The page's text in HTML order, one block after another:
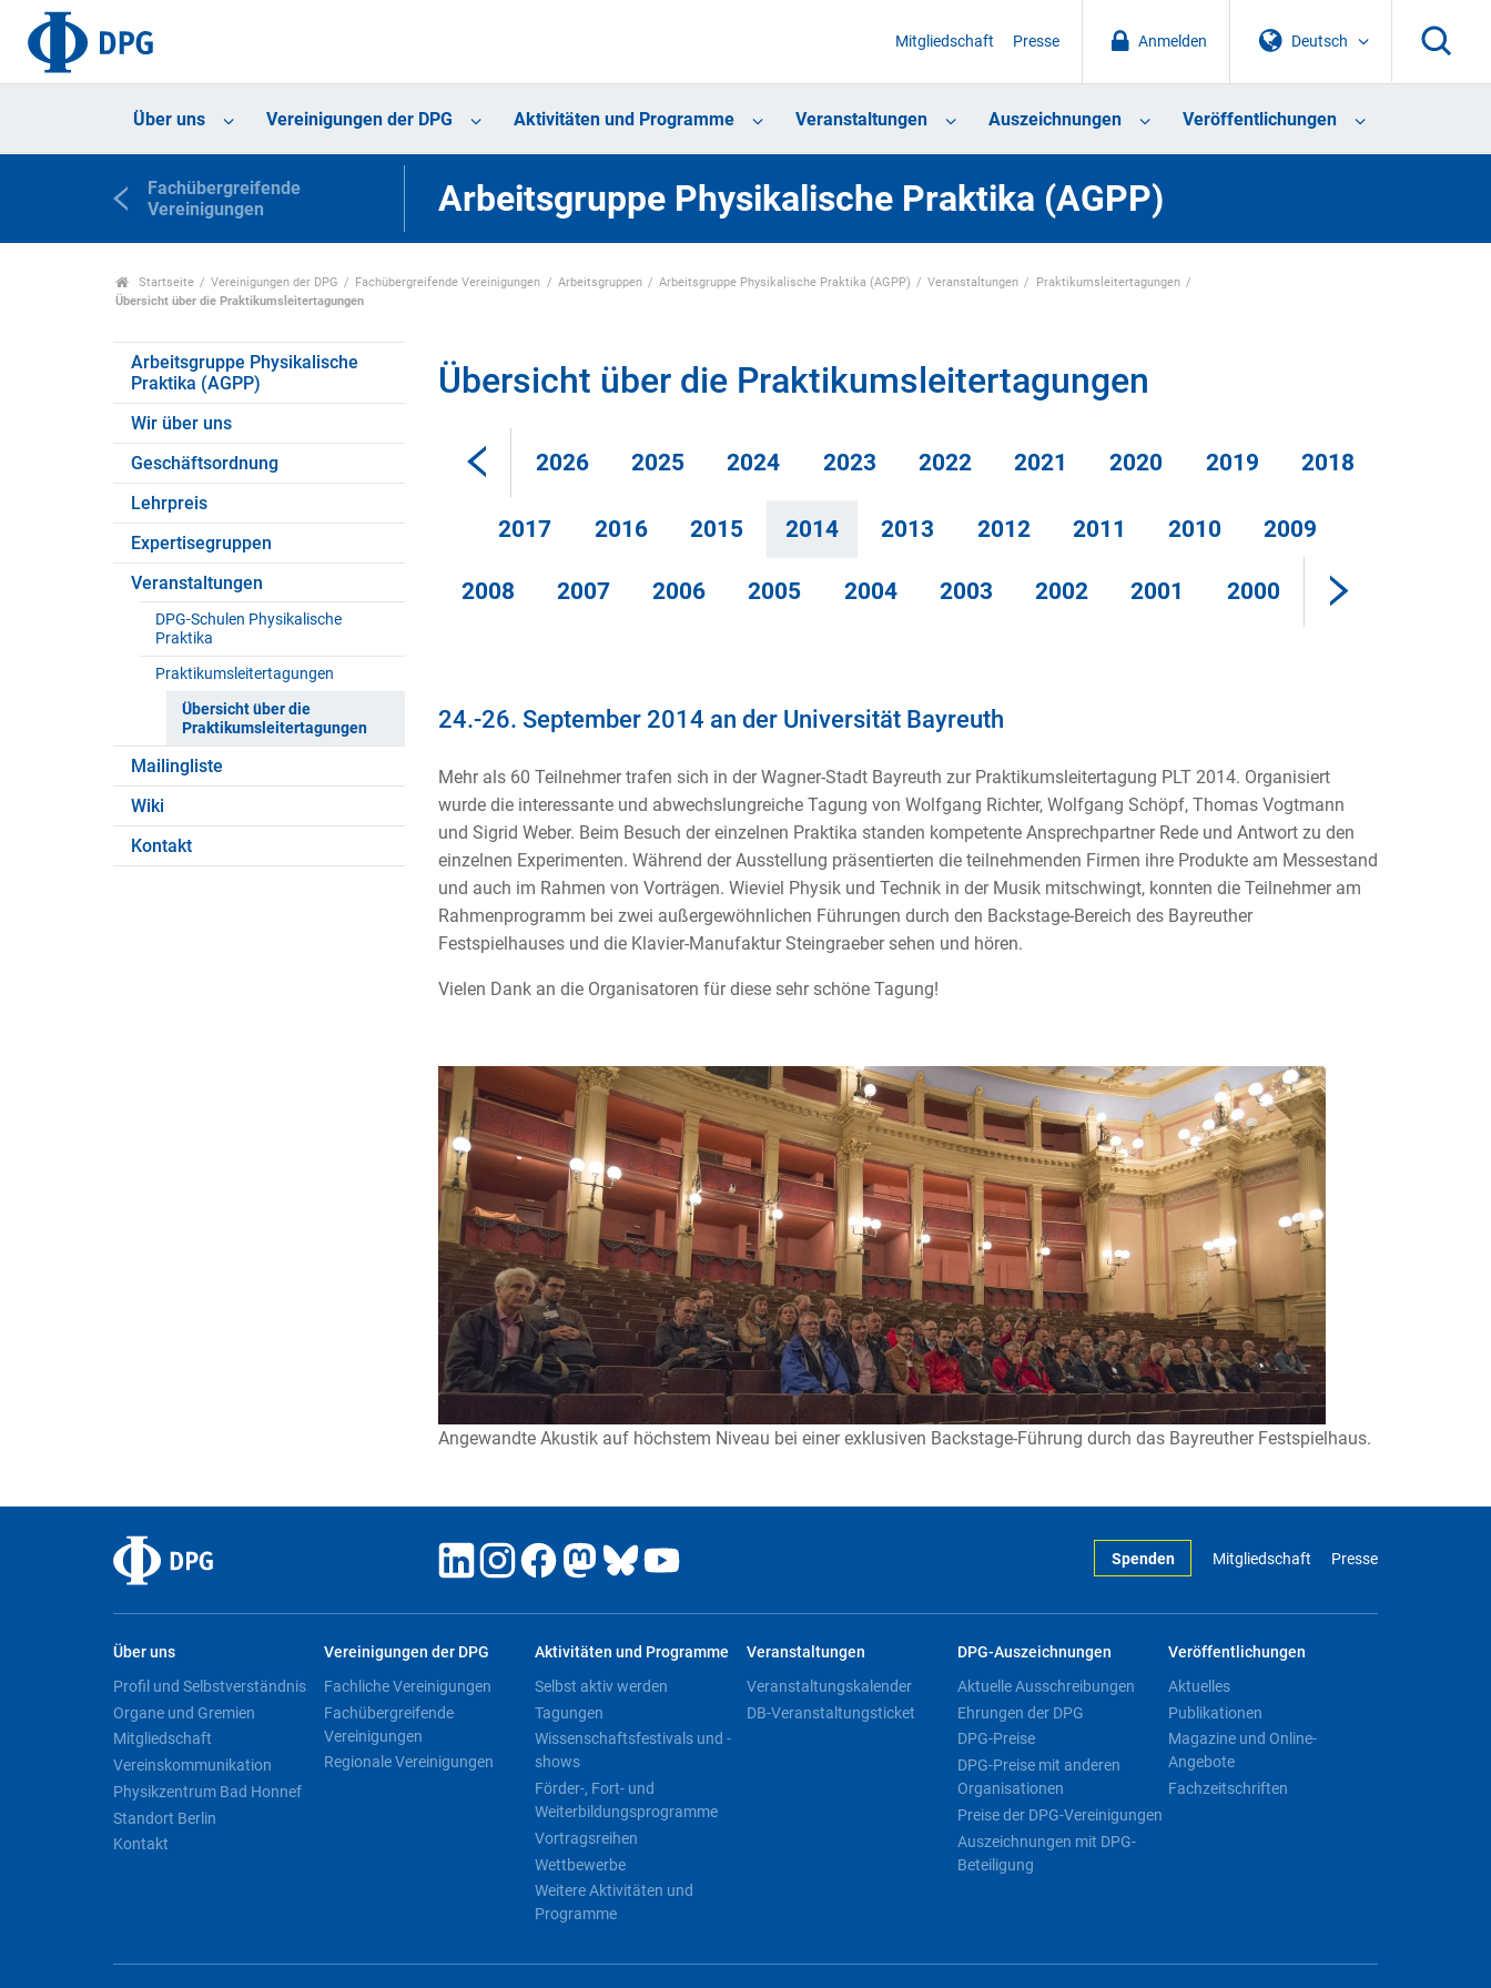
Deutsch
Anmelden
Mitgliedschaft Presse
Über uns Vereinigungen der DPG Aktivitäten und Programme Veranstaltungen Auszeichnungen Veröffentlichungen
Fachübergreifende
Vereinigungen
Arbeitsgruppe Physikalische Praktika (AGPP)
Startseite Vereinigungen der DPG Fachübergreifende Vereinigungen Arbeitsgruppen Arbeitsgruppe Physikalische Praktika (AGPP) Veranstaltungen
Praktikumsleitertagungen
Übersicht über die Praktikumsleitertagungen
Arbeitsgruppe Physikalische
Praktika (AGPP)
Wir über uns
Geschäftsordnung
Lehrpreis
Expertisegruppen
Veranstaltungen
DPG-Schulen Physikalische
Praktika
Praktikumsleitertagungen
Übersicht über die
Praktikumsleitertagungen
Mailingliste
Wiki
Kontakt
Übersicht über die Praktikumsleitertagungen
2026 2025 2024 2023 2022 2021 2020 2019 2018
2017 2016 2015 2014 2013 2012 2011 2010 2009
2008 2007 2006 2005 2004 2003 2002 2001 2000
24.-26. September 2014 an der Universität Bayreuth
Mehr als 60 Teilnehmer trafen sich in der Wagner-Stadt Bayreuth zur Praktikumsleitertagung PLT 2014. Organisiert
wurde die interessante und abwechslungreiche Tagung von Wolfgang Richter, Wolfgang Schöpf, Thomas Vogtmann
und Sigrid Weber. Beim Besuch der einzelnen Praktika standen kompetente Ansprechpartner Rede und Antwort zu den
einzelnen Experimenten. Während der Ausstellung präsentierten die teilnehmenden Firmen ihre Produkte am Messestand
und auch im Rahmen von Vorträgen. Wieviel Physik und Technik in der Musik mitschwingt, konnten die Teilnehmer am
Rahmenprogramm bei zwei außergewöhnlichen Führungen durch den Backstage-Bereich des Bayreuther
Festspielhauses und die Klavier-Manufaktur Steingraeber sehen und hören.
Vielen Dank an die Organisatoren für diese sehr schöne Tagung!
Angewandte Akustik auf höchstem Niveau bei einer exklusiven Backstage-Führung durch das Bayreuther Festspielhaus.
Spenden Mitgliedschaft Presse
Über uns
Profil und Selbstverständnis
Organe und Gremien
Mitgliedschaft
Vereinskommunikation
Physikzentrum Bad Honnef
Standort Berlin
Kontakt
Vereinigungen der DPG
Fachliche Vereinigungen
Fachübergreifende
Vereinigungen
Regionale Vereinigungen
Aktivitäten und Programme
Selbst aktiv werden
Tagungen
Wissenschaftsfestivals und -
shows
Förder-, Fort- und
Weiterbildungsprogramme
Vortragsreihen
Wettbewerbe
Weitere Aktivitäten und
Programme
Veranstaltungen
Veranstaltungskalender
DB-Veranstaltungsticket
DPG-Auszeichnungen
Aktuelle Ausschreibungen
Ehrungen der DPG
DPG-Preise
DPG-Preise mit anderen
Organisationen
Preise der DPG-Vereinigungen
Auszeichnungen mit DPG-
Beteiligung
Veröffentlichungen
Aktuelles
Publikationen
Magazine und Online-
Angebote
Fachzeitschriften